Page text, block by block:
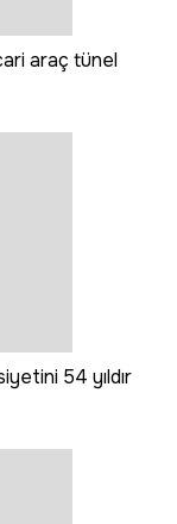
araç tünel
54 yıldır